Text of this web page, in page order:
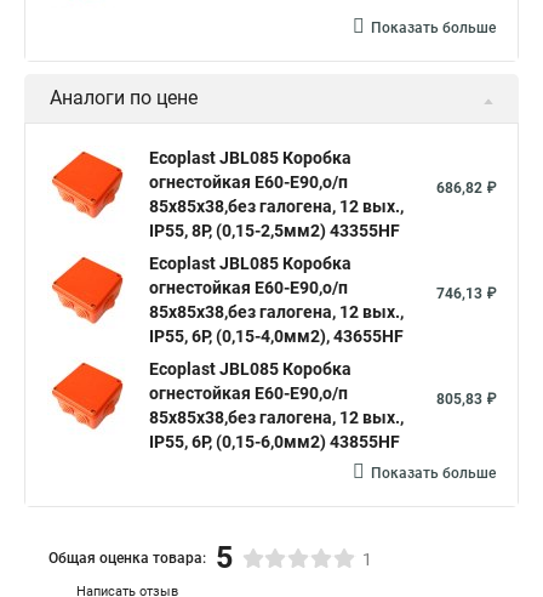
Показать больше
Аналоги по цене
Ecoplast JBL085 Коробка
огнестойкая E60-E90,о/п
85х85х38,без галогена, 12 вых.,
IP55, 8P, (0,15-2,5мм2) 43355HF
686,82 ₽
Ecoplast JBL085 Коробка
огнестойкая E60-E90,о/п
85х85х38,без галогена, 12 вых.,
IP55, 6P, (0,15-4,0мм2), 43655HF
746,13 ₽
Ecoplast JBL085 Коробка
огнестойкая E60-E90,о/п
85х85х38,без галогена, 12 вых.,
IP55, 6P, (0,15-6,0мм2) 43855HF
805,83 ₽
Показать больше
Написать отзыв
Общая оценка товара: 5 1